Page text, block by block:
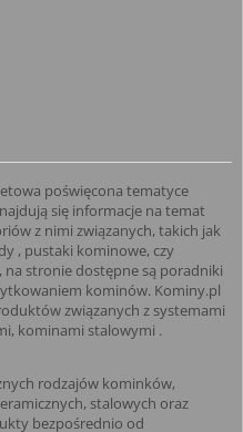
poświęcona tematyce
się informacje na temat
z nimi związanych, takich jak
, pustaki kominowe, czy
stronie dostępne są poradniki
kominów. Kominy.pl
związanych z systemami
kominami stalowymi .
rodzajów kominków,
stalowych oraz
bezpośrednio od